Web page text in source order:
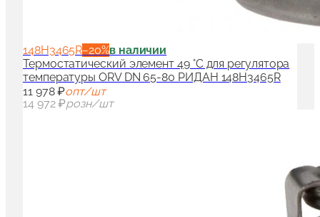
148H3465R−20%в наличии
Термостатический элемент 49 °C для регулятора
температуры ORV DN 65-80 РИДАН 148H3465R
11 978 ₽опт/шт
14 972 ₽розн/шт